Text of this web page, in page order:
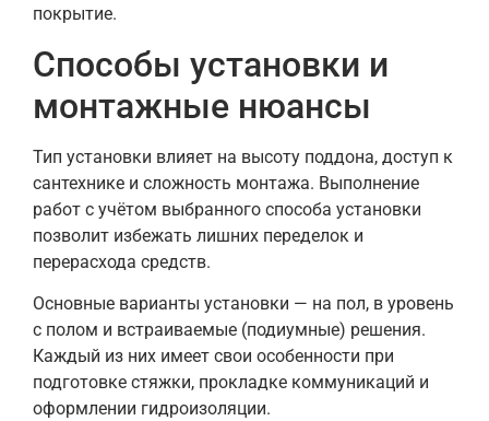
покрытие.
Способы установки и
монтажные нюансы
Тип установки влияет на высоту поддона, доступ к
сантехнике и сложность монтажа. Выполнение
работ с учётом выбранного способа установки
позволит избежать лишних переделок и
перерасхода средств.
Основные варианты установки — на пол, в уровень
с полом и встраиваемые (подиумные) решения.
Каждый из них имеет свои особенности при
подготовке стяжки, прокладке коммуникаций и
оформлении гидроизоляции.